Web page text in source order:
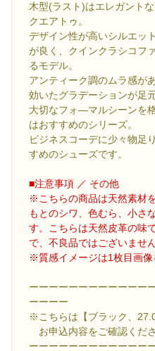
木型(ラスト)はエレガント
クエアトゥ。
デザイン性が高いシルエッ
が良く、クインクラシコフ
るモデル。
アンティーク調のムラ感が
効いたグラデーションが足
大切なフォ―マルシーンを
はおすすめのシリーズ。
ビジネスコーデに少々物足
すめのシューズです。
■注意事項 ／ その他
※こちらの商品は天然素材
もとのシワ、色むら、小さ
す。こちらは天然皮革の味
で、不良品ではございません
※質感イメージは1枚目画像
ーーーーーーーーーーーー
ーーーー
※こちらは【ブラック、
お申込内容をご確認くださ
ーーーーーーーーーーーー